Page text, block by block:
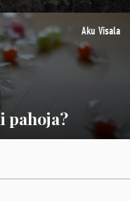
Aku Visala
pahoja?